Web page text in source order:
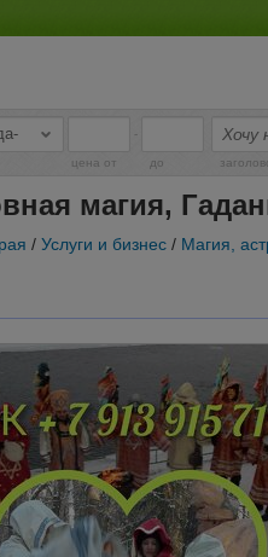
-
цена от до
магия,
/ Услуги и бизнес / Магия,